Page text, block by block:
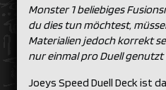
Monster 1 beliebiges
du dies tun möchtest,
Materialien jedoch korrekt
nur einmal pro Duell genutzt
Joeys Speed Duell Deck ist